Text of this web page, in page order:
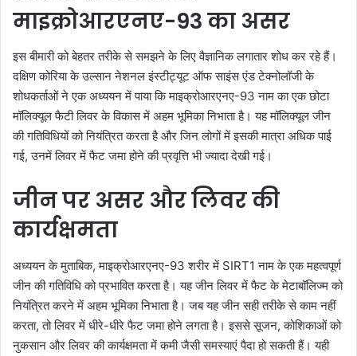
माइक्रोआरएनए-93 का असर
इस बीमारी को बेहतर तरीके से समझने के लिए वैज्ञानिक लगातार शोध कर रहे हैं।
दक्षिण कोरिया के उल्सान नेशनल इंस्टीट्यूट ऑफ साइंस एंड टेक्नोलॉजी के
शोधकर्ताओं ने एक अध्ययन में पाया कि माइक्रोआरएनए-93 नाम का एक छोटा
मॉलिक्यूल फैटी लिवर के विकास में अहम भूमिका निभाता है। यह मॉलिक्यूल जीन
की गतिविधियों को नियंत्रित करता है और जिन लोगों में इसकी मात्रा अधिक पाई
गई, उनमें लिवर में फैट जमा होने की प्रवृत्ति भी ज्यादा देखी गई।
जीन पर असर और लिवर की
कार्यक्षमता
अध्ययन के मुताबिक, माइक्रोआरएनए-93 शरीर में SIRT1 नाम के एक महत्वपूर्ण
जीन की गतिविधि को प्रभावित करता है। यह जीन लिवर में फैट के मेटाबॉलिज्म को
नियंत्रित करने में अहम भूमिका निभाता है। जब यह जीन सही तरीके से काम नहीं
करता, तो लिवर में धीरे-धीरे फैट जमा होने लगता है। इससे सूजन, कोशिकाओं को
नुकसान और लिवर की कार्यक्षमता में कमी जैसी समस्याएं पैदा हो सकती हैं। यही